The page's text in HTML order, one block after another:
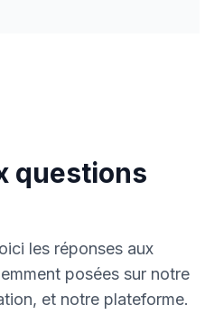
questions
les réponses aux
posées sur notre
et notre plateforme.